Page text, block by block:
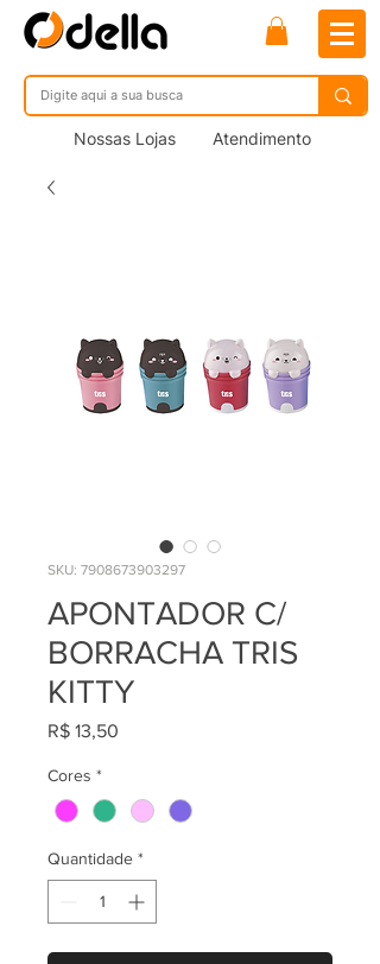
Nossas Lojas Atendimento
SKU: 7908673903297
APONTADOR C/
BORRACHA TRIS
KITTY
R$ 13,50
Cores *
Quantidade *